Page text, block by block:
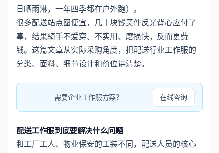
日晒雨淋，一年四季都在户外跑）。
很多配送站点图便宜，几十块钱买件反光背心应付了
事，结果骑手不爱穿、不实用、磨损快，反而更费
钱。这篇文章从实际采购角度，把配送行业工作服的
分类、面料、细节设计和价位讲清楚。
需要企业工作服方案？ 在线咨询
配送工作服到底要解决什么问题
和工厂工人、物业保安的工装不同，配送人员的核心